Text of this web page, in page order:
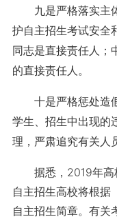
九是严格落实主体
护自主招生考试安全
同志是直接责任人；
的直接责任人。
十是严格惩处造假
学生、招生中出现的
理，严肃追究有关人
据悉，2019年高
自主招生高校将根据
自主招生简章。有关